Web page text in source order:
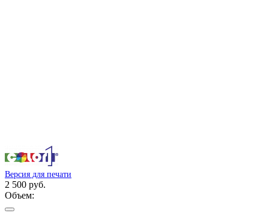
Версия для печати
2 500 руб.
Объем: